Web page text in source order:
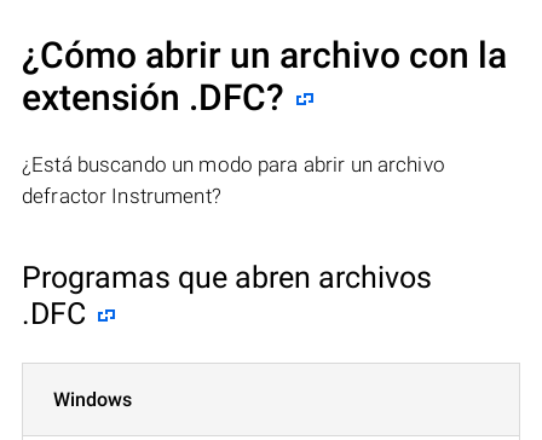
¿Cómo abrir un archivo con la
extensión .DFC?
¿Está buscando un modo para abrir un archivo
defractor Instrument?
Programas que abren archivos
.DFC
Windows